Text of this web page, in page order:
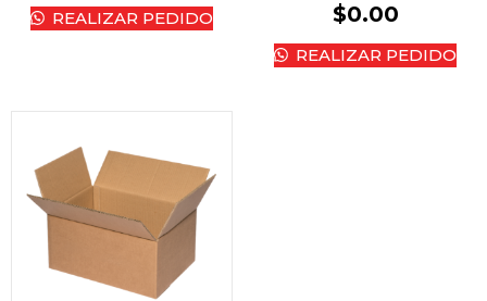
REALIZAR PEDIDO $0.00
REALIZAR PEDIDO